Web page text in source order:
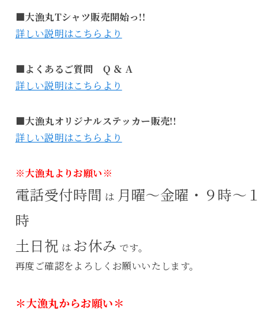
■大漁丸Tシャツ販売開始っ!!
詳しい説明はこちらより
■よくあるご質問 Q ＆ A
詳しい説明はこちらより
■大漁丸オリジナルステッカー販売!!
詳しい説明はこちらより
※大漁丸よりお願い※
電話受付時間 は 月曜～金曜・９時～
時
土日祝 は お休み です。
再度ご確認をよろしくお願いいたします。
＊大漁丸からお願い＊